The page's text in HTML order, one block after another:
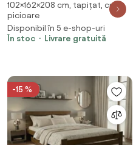
cm
102×162×208 cm, tapițat, cu
picioare
Disponibil în 5 e-shop-uri
În stoc
Livrare gratuită
-15 %